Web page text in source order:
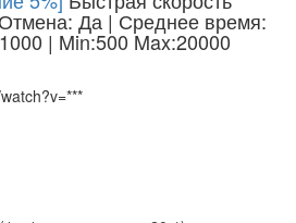
Да | Среднее время:
| Min:500 Max:20000